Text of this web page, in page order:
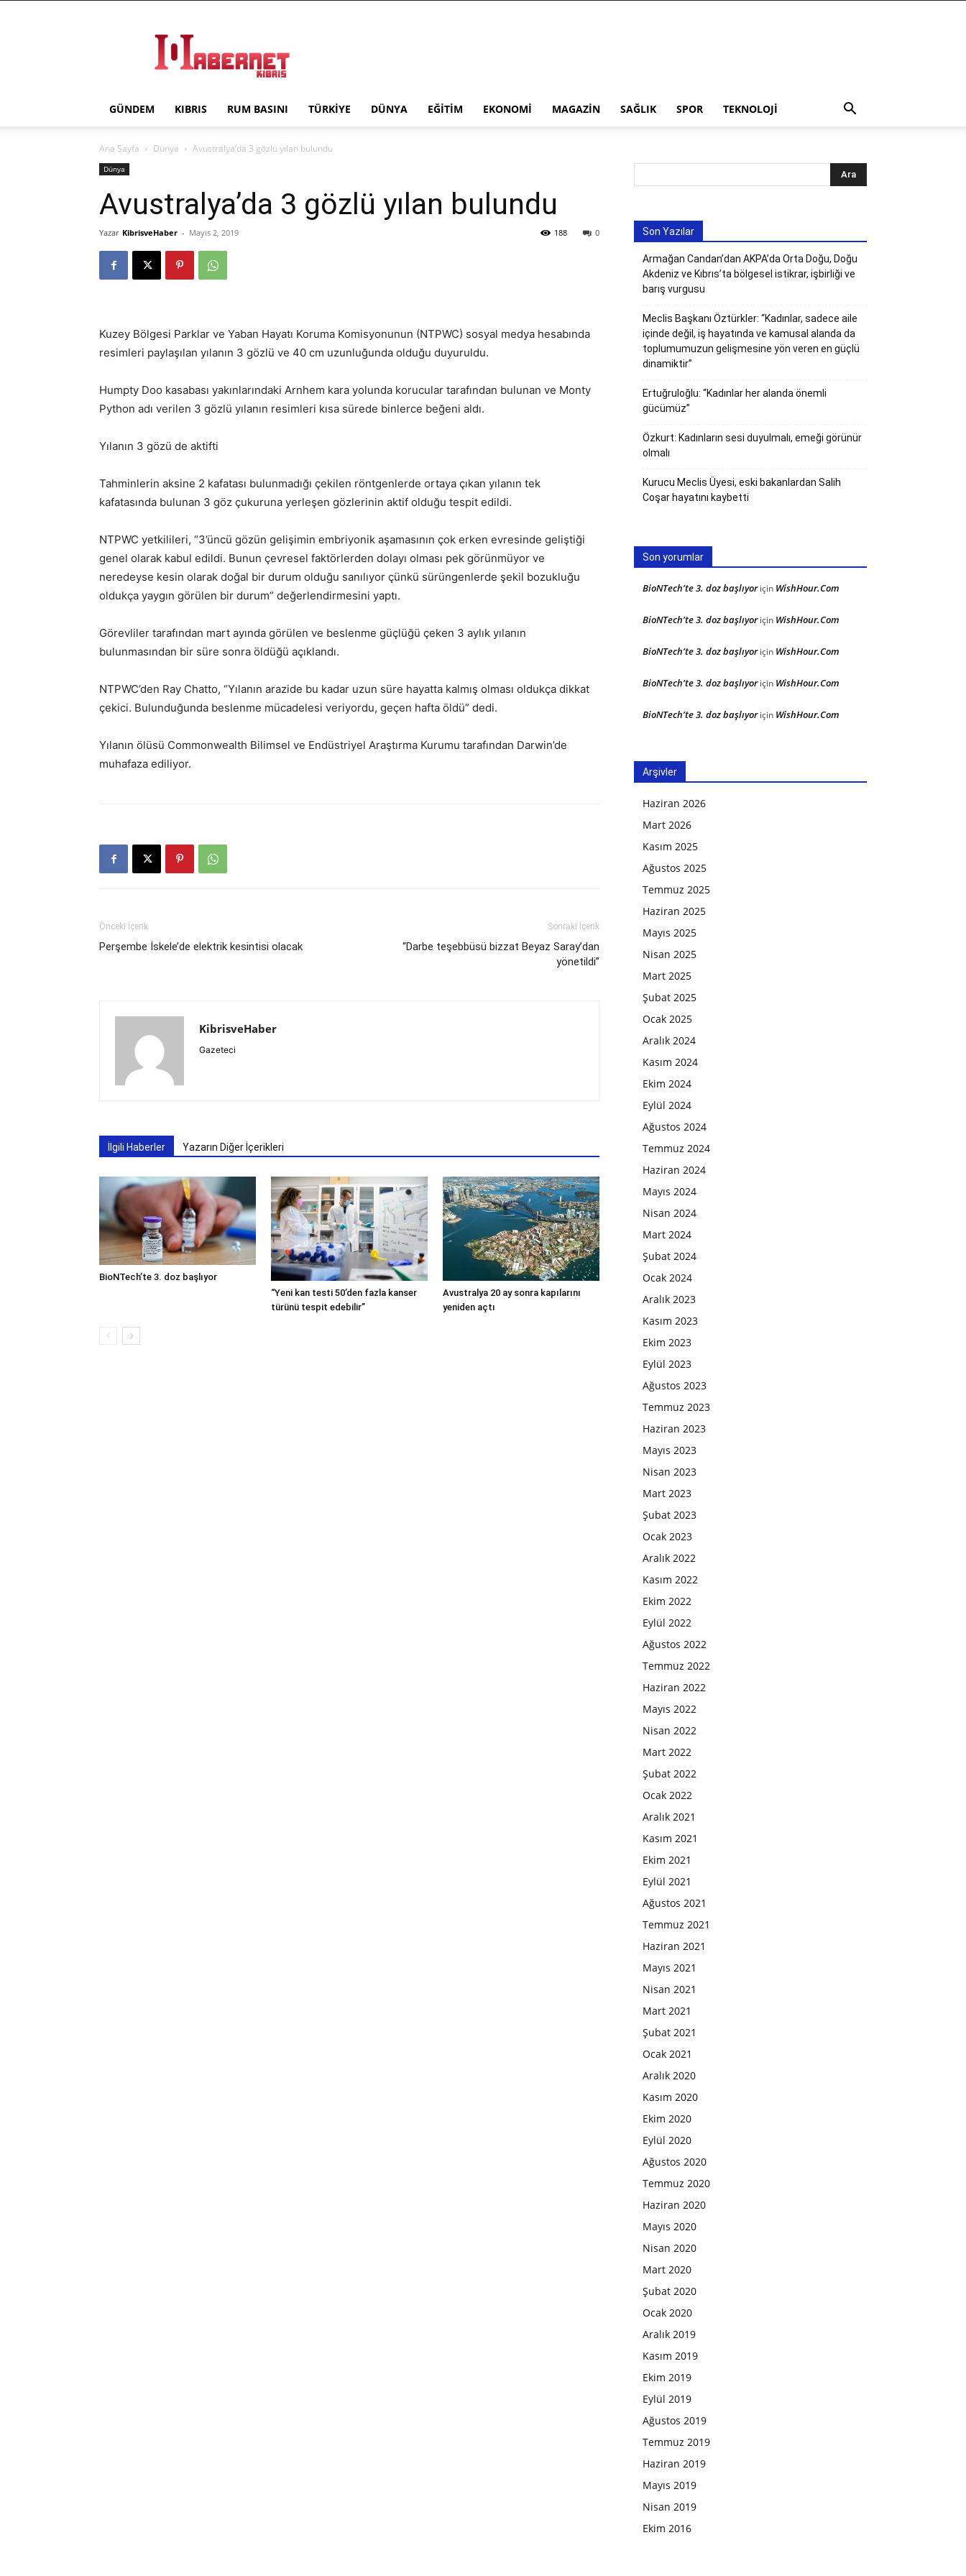
Kıbrıs
GÜNDEM KIBRIS RUM BASINI TÜRKIYE DÜNYA EĞITIM EKONOMI MAGAZIN SAĞLIK SPOR TEKNOLOJI
Ana Sayfa Dünya Avustralya’da 3 gözlü yılan bulundu
Dünya
Avustralya’da 3 gözlü yılan bulundu
Yazar KibrisveHaber - Mayıs 2, 2019 0
188
Kuzey Bölgesi Parklar ve Yaban Hayatı Koruma Komisyonunun (NTPWC) sosyal medya hesabında
resimleri paylaşılan yılanın 3 gözlü ve 40 cm uzunluğunda olduğu duyuruldu.
Humpty Doo kasabası yakınlarındaki Arnhem kara yolunda korucular tarafından bulunan ve Monty
Python adı verilen 3 gözlü yılanın resimleri kısa sürede binlerce beğeni aldı.
Yılanın 3 gözü de aktifti
Tahminlerin aksine 2 kafatası bulunmadığı çekilen röntgenlerde ortaya çıkan yılanın tek
kafatasında bulunan 3 göz çukuruna yerleşen gözlerinin aktif olduğu tespit edildi.
NTPWC yetkilileri, “3’üncü gözün gelişimin embriyonik aşamasının çok erken evresinde geliştiği
genel olarak kabul edildi. Bunun çevresel faktörlerden dolayı olması pek görünmüyor ve
neredeyse kesin olarak doğal bir durum olduğu sanılıyor çünkü sürüngenlerde şekil bozukluğu
oldukça yaygın görülen bir durum” değerlendirmesini yaptı.
Görevliler tarafından mart ayında görülen ve beslenme güçlüğü çeken 3 aylık yılanın
bulunmasından bir süre sonra öldüğü açıklandı.
NTPWC’den Ray Chatto, “Yılanın arazide bu kadar uzun süre hayatta kalmış olması oldukça dikkat
çekici. Bulunduğunda beslenme mücadelesi veriyordu, geçen hafta öldü” dedi.
Yılanın ölüsü Commonwealth Bilimsel ve Endüstriyel Araştırma Kurumu tarafından Darwin’de
muhafaza ediliyor.
Önceki İçerik
Perşembe İskele’de elektrik kesintisi olacak
Sonraki İçerik
“Darbe teşebbüsü bizzat Beyaz Saray’dan
yönetildi”
KibrisveHaber
Gazeteci
İlgili Haberler Yazarın Diğer İçerikleri
BioNTech’te 3. doz başlıyor
“Yeni kan testi 50’den fazla kanser
türünü tespit edebilir”
Avustralya 20 ay sonra kapılarını
yeniden açtı
Son Yazılar
Armağan Candan’dan AKPA’da Orta Doğu, Doğu
Akdeniz ve Kıbrıs’ta bölgesel istikrar, işbirliği ve
barış vurgusu
Meclis Başkanı Öztürkler: “Kadınlar, sadece aile
içinde değil, iş hayatında ve kamusal alanda da
toplumumuzun gelişmesine yön veren en güçlü
dinamiktir”
Ertuğruloğlu: “Kadınlar her alanda önemli
gücümüz”
Özkurt: Kadınların sesi duyulmalı, emeği görünür
olmalı
Kurucu Meclis Üyesi, eski bakanlardan Salih
Coşar hayatını kaybetti
Son yorumlar
BioNTech’te 3. doz başlıyoriçin WishHour.Com
BioNTech’te 3. doz başlıyoriçin WishHour.Com
BioNTech’te 3. doz başlıyoriçin WishHour.Com
BioNTech’te 3. doz başlıyoriçin WishHour.Com
BioNTech’te 3. doz başlıyoriçin WishHour.Com
Arşivler
Haziran 2026
Mart 2026
Kasım 2025
Ağustos 2025
Temmuz 2025
Haziran 2025
Mayıs 2025
Nisan 2025
Mart 2025
Şubat 2025
Ocak 2025
Aralık 2024
Kasım 2024
Ekim 2024
Eylül 2024
Ağustos 2024
Temmuz 2024
Haziran 2024
Mayıs 2024
Nisan 2024
Mart 2024
Şubat 2024
Ocak 2024
Aralık 2023
Kasım 2023
Ekim 2023
Eylül 2023
Ağustos 2023
Temmuz 2023
Haziran 2023
Mayıs 2023
Nisan 2023
Mart 2023
Şubat 2023
Ocak 2023
Aralık 2022
Kasım 2022
Ekim 2022
Eylül 2022
Ağustos 2022
Temmuz 2022
Haziran 2022
Mayıs 2022
Nisan 2022
Mart 2022
Şubat 2022
Ocak 2022
Aralık 2021
Kasım 2021
Ekim 2021
Eylül 2021
Ağustos 2021
Temmuz 2021
Haziran 2021
Mayıs 2021
Nisan 2021
Mart 2021
Şubat 2021
Ocak 2021
Aralık 2020
Kasım 2020
Ekim 2020
Eylül 2020
Ağustos 2020
Temmuz 2020
Haziran 2020
Mayıs 2020
Nisan 2020
Mart 2020
Şubat 2020
Ocak 2020
Aralık 2019
Kasım 2019
Ekim 2019
Eylül 2019
Ağustos 2019
Temmuz 2019
Haziran 2019
Mayıs 2019
Nisan 2019
Ekim 2016